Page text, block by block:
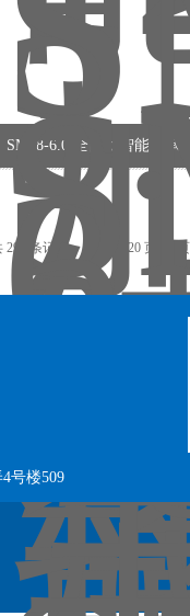
SM38-6.0 全自动智能轴承
298 条记录，当前 1 / 20 页 首
号楼509